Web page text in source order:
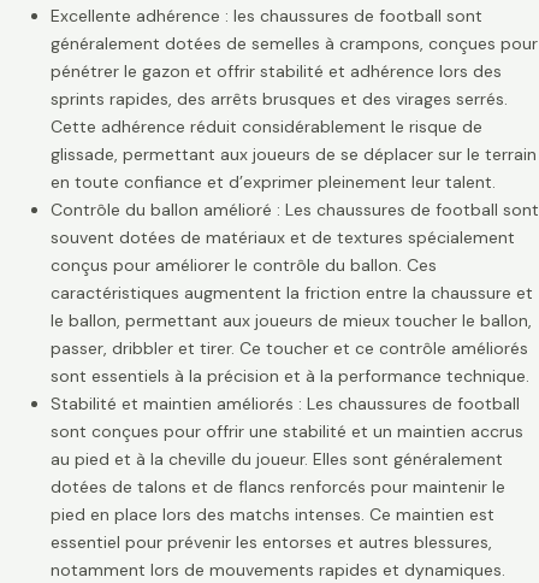
Excellente adhérence : les chaussures de football sont
généralement dotées de semelles à crampons, conçues pour
pénétrer le gazon et offrir stabilité et adhérence lors des
sprints rapides, des arrêts brusques et des virages serrés.
Cette adhérence réduit considérablement le risque de
glissade, permettant aux joueurs de se déplacer sur le terrain
en toute confiance et d’exprimer pleinement leur talent.
Contrôle du ballon amélioré : Les chaussures de football sont
souvent dotées de matériaux et de textures spécialement
conçus pour améliorer le contrôle du ballon. Ces
caractéristiques augmentent la friction entre la chaussure et
le ballon, permettant aux joueurs de mieux toucher le ballon,
passer, dribbler et tirer. Ce toucher et ce contrôle améliorés
sont essentiels à la précision et à la performance technique.
Stabilité et maintien améliorés : Les chaussures de football
sont conçues pour offrir une stabilité et un maintien accrus
au pied et à la cheville du joueur. Elles sont généralement
dotées de talons et de flancs renforcés pour maintenir le
pied en place lors des matchs intenses. Ce maintien est
essentiel pour prévenir les entorses et autres blessures,
notamment lors de mouvements rapides et dynamiques.